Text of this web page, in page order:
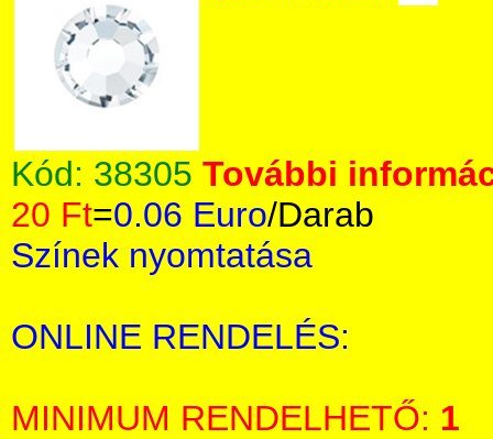
Kód: 38305 További
20 Ft=0.06 Euro/Darab
Színek nyomtatása
ONLINE RENDELÉS:
MINIMUM RENDELHETŐ: 1